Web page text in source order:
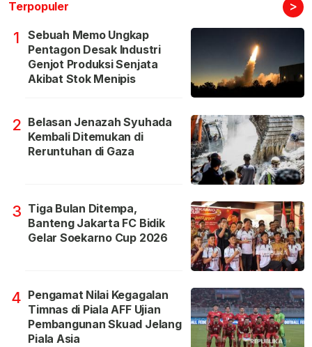
Terpopuler >
1
Sebuah Memo Ungkap
Pentagon Desak Industri
Genjot Produksi Senjata
Akibat Stok Menipis
2 Belasan Jenazah Syuhada
Kembali Ditemukan di
Reruntuhan di Gaza
3 Tiga Bulan Ditempa,
Banteng Jakarta FC Bidik
Gelar Soekarno Cup 2026
4 Pengamat Nilai Kegagalan
Timnas di Piala AFF Ujian
Pembangunan Skuad Jelang
Piala Asia